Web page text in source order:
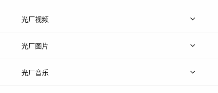
光厂视频
上传视频
光厂图片
上传图片
光厂音乐